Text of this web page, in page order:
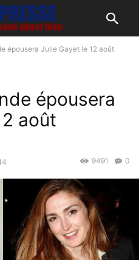
épousera Julie Gayet le 12 août
épousera
août
0
9491